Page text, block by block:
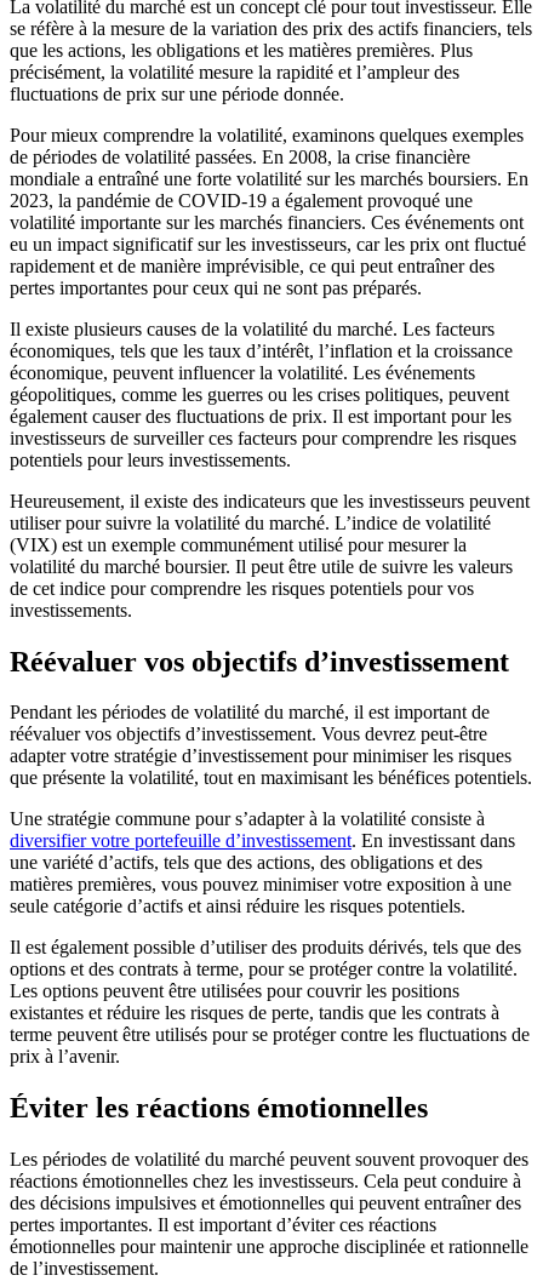
La volatilité du marché est un concept clé pour tout investisseur. Elle
se réfère à la mesure de la variation des prix des actifs financiers, tels
que les actions, les obligations et les matières premières. Plus
précisément, la volatilité mesure la rapidité et l’ampleur des
fluctuations de prix sur une période donnée.
Pour mieux comprendre la volatilité, examinons quelques exemples
de périodes de volatilité passées. En 2008, la crise financière
mondiale a entraîné une forte volatilité sur les marchés boursiers. En
2023, la pandémie de COVID-19 a également provoqué une
volatilité importante sur les marchés financiers. Ces événements ont
eu un impact significatif sur les investisseurs, car les prix ont fluctué
rapidement et de manière imprévisible, ce qui peut entraîner des
pertes importantes pour ceux qui ne sont pas préparés.
Il existe plusieurs causes de la volatilité du marché. Les facteurs
économiques, tels que les taux d’intérêt, l’inflation et la croissance
économique, peuvent influencer la volatilité. Les événements
géopolitiques, comme les guerres ou les crises politiques, peuvent
également causer des fluctuations de prix. Il est important pour les
investisseurs de surveiller ces facteurs pour comprendre les risques
potentiels pour leurs investissements.
Heureusement, il existe des indicateurs que les investisseurs peuvent
utiliser pour suivre la volatilité du marché. L’indice de volatilité
(VIX) est un exemple communément utilisé pour mesurer la
volatilité du marché boursier. Il peut être utile de suivre les valeurs
de cet indice pour comprendre les risques potentiels pour vos
investissements.
Réévaluer vos objectifs d’investissement
Pendant les périodes de volatilité du marché, il est important de
réévaluer vos objectifs d’investissement. Vous devrez peut-être
adapter votre stratégie d’investissement pour minimiser les risques
que présente la volatilité, tout en maximisant les bénéfices potentiels.
Une stratégie commune pour s’adapter à la volatilité consiste à
diversifier votre portefeuille d’investissement. En investissant dans
une variété d’actifs, tels que des actions, des obligations et des
matières premières, vous pouvez minimiser votre exposition à une
seule catégorie d’actifs et ainsi réduire les risques potentiels.
Il est également possible d’utiliser des produits dérivés, tels que des
options et des contrats à terme, pour se protéger contre la volatilité.
Les options peuvent être utilisées pour couvrir les positions
existantes et réduire les risques de perte, tandis que les contrats à
terme peuvent être utilisés pour se protéger contre les fluctuations de
prix à l’avenir.
Éviter les réactions émotionnelles
Les périodes de volatilité du marché peuvent souvent provoquer des
réactions émotionnelles chez les investisseurs. Cela peut conduire à
des décisions impulsives et émotionnelles qui peuvent entraîner des
pertes importantes. Il est important d’éviter ces réactions
émotionnelles pour maintenir une approche disciplinée et rationnelle
de l’investissement.